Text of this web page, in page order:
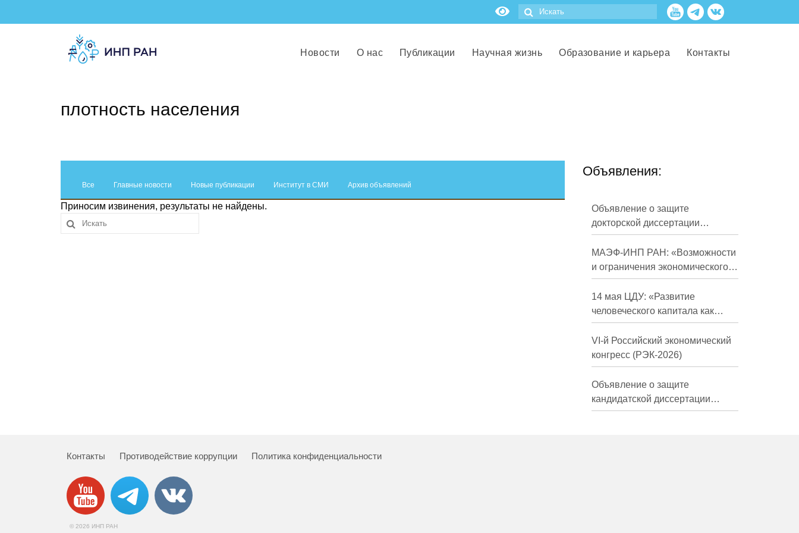
Новости О нас Публикации Научная жизнь Образование и карьера Контакты
плотность населения
Все Главные новости Новые публикации Институт в СМИ Архив объявлений
Приносим извинения, результаты не найдены.
Объявления:
Объявление о защите
докторской диссертации
Кузнецова Михаила
Евгеньевича
МАЭФ-ИНП РАН: «Возможности
и ограничения экономического
развития России в средне- и
долгосрочной перспективе»
14 мая ЦДУ: «Развитие
человеческого капитала как
фактор экономического роста»
VI-й Российский экономический
конгресс (РЭК-2026)
Объявление о защите
кандидатской диссертации
Трындиной Николь Сергеевны
Контакты Противодействие коррупции Политика конфиденциальности
© 2026 ИНП РАН